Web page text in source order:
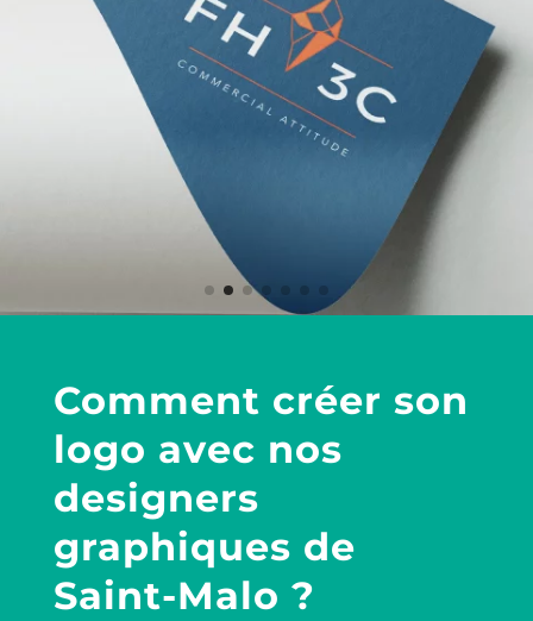
Comment créer son
logo avec nos
designers
graphiques de
Saint-Malo ?